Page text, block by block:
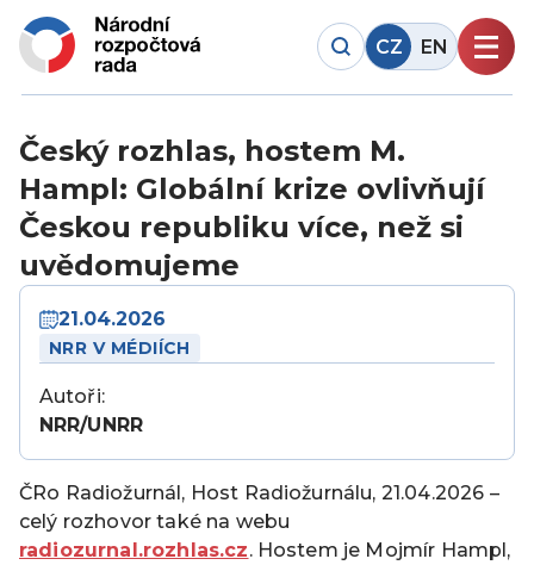
CZ EN
Český rozhlas, hostem M.
Hampl: Globální krize ovlivňují
Českou republiku více, než si
uvědomujeme
21.04.2026
NRR V MÉDIÍCH
Autoři:
NRR/UNRR
ČRo Radiožurnál, Host Radiožurnálu, 21.04.2026 –
celý rozhovor také na webu
radiozurnal.rozhlas.cz. Hostem je Mojmír Hampl,